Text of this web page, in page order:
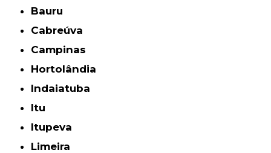
Bauru
Cabreúva
Campinas
Hortolândia
Indaiatuba
Itu
Itupeva
Limeira